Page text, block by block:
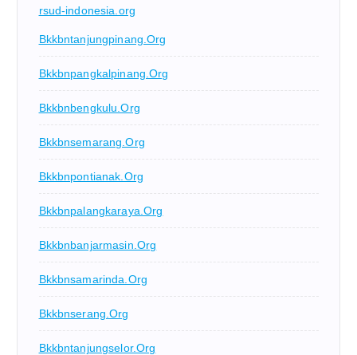
rsud-indonesia.org
Bkkbntanjungpinang.org
Bkkbnpangkalpinang.org
Bkkbnbengkulu.org
Bkkbnsemarang.org
Bkkbnpontianak.org
Bkkbnpalangkaraya.org
Bkkbnbanjarmasin.org
Bkkbnsamarinda.org
Bkkbnserang.org
Bkkbntanjungselor.org